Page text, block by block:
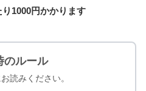
1000円かかります
のルール
読みください。